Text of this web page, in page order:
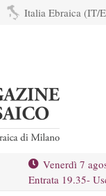
Italia Ebraica (IT/
Venerdì 7
Entrata 19.35-